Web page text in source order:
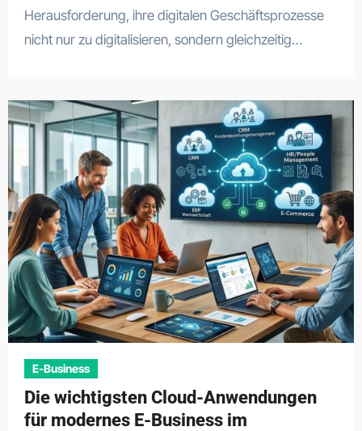
Herausforderung, ihre digitalen Geschäftsprozesse
nicht nur zu digitalisieren, sondern gleichzeitig…
E-Business
Die wichtigsten Cloud-Anwendungen
für modernes E-Business im